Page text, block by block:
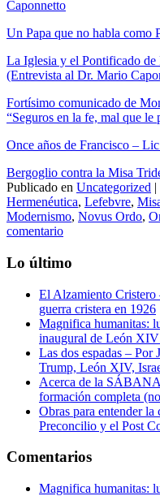
Caponnetto
Un Papa que no habla como
La Iglesia y el Pontificado de
(Entrevista al Dr. Mario
Fortísimo comunicado de
“Seguros en la fe, mal que le
Once años de Francisco –
Bergoglio contra la Misa
Publicado en Uncategorized |
Hermenéutica, Lefebvre,
Modernismo, Novus Ordo,
comentario
Lo último
El Alzamiento Cristero
guerra cristera en 1926
Magnifica humanitas:
inaugural de León
Las dos espadas – Por
Trump, León XIV,
Acerca de la
formación completa
Obras para entender
Preconcilio y el Post
Comentarios
Magnifica humanitas: